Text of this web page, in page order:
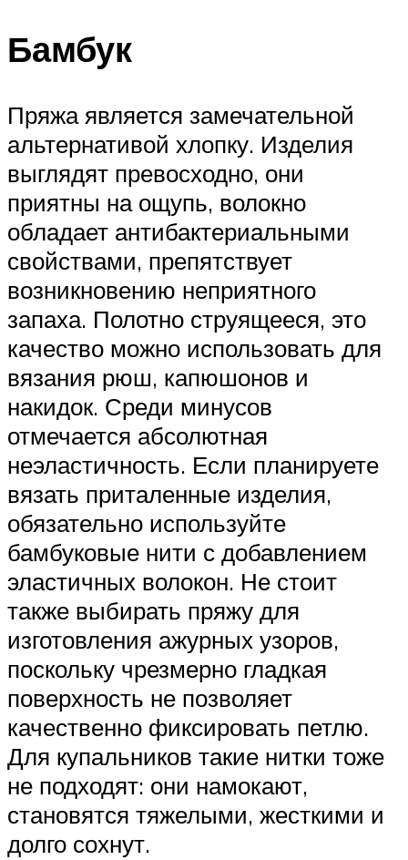
Бамбук
Пряжа является замечательной
альтернативой хлопку. Изделия
выглядят превосходно, они
приятны на ощупь, волокно
обладает антибактериальными
свойствами, препятствует
возникновению неприятного
запаха. Полотно струящееся, это
качество можно использовать для
вязания рюш, капюшонов и
накидок. Среди минусов
отмечается абсолютная
неэластичность. Если планируете
вязать приталенные изделия,
обязательно используйте
бамбуковые нити с добавлением
эластичных волокон. Не стоит
также выбирать пряжу для
изготовления ажурных узоров,
поскольку чрезмерно гладкая
поверхность не позволяет
качественно фиксировать петлю.
Для купальников такие нитки тоже
не подходят: они намокают,
становятся тяжелыми, жесткими и
долго сохнут.